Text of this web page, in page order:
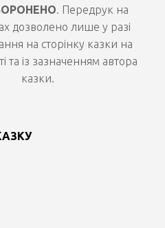
. Передрук на
дозволено лише у разі
на сторінку казки на
та із зазначенням автора
казки.